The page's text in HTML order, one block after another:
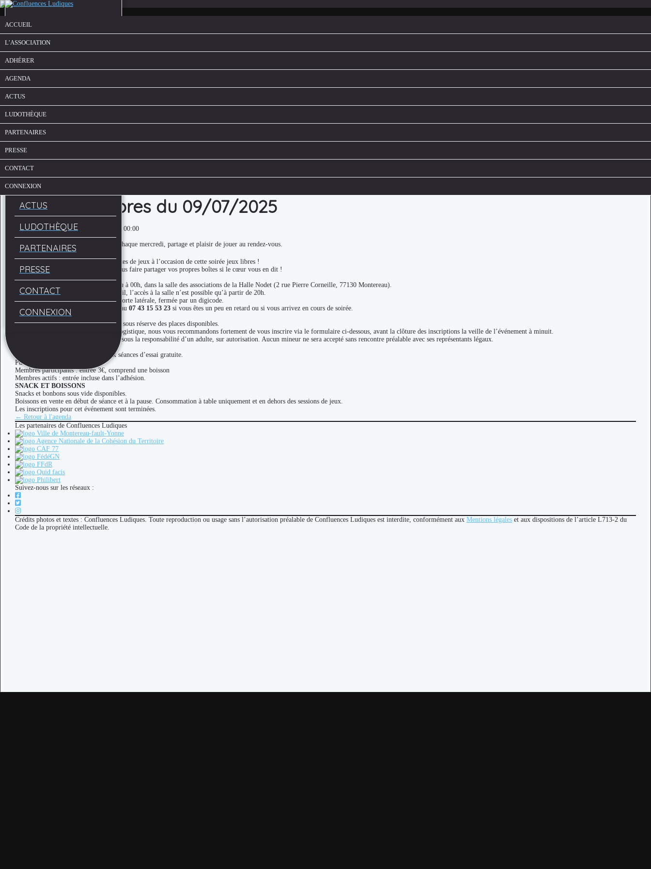
ACCUEIL
L’ASSOCIATION
ADHÉRER
AGENDA
ACTUS
LUDOTHÈQUE
PARTENAIRES
PRESSE
CONTACT
CONNEXION
ACCUEIL
L’ASSOCIATION
ADHÉRER
AGENDA
ACTUS
LUDOTHÈQUE
PARTENAIRES
PRESSE
CONTACT
CONNEXION
Soirée jeux libres du 09/07/2025
Dates : 09/07/2025 20:00 - 10/07/2025 00:00
Lieu : Halle Nodet
Soirées jeux Confluences Ludiques ! Chaque mercredi, partage et plaisir de jouer au rendez-vous.
Venez (re)découvrir nos nouvelles boîtes de jeux à l’occasion de cette soirée jeux libres !
Et, comme toujours, n’hésitez pas à nous faire partager vos propres boîtes si le cœur vous en dit !
20h à 00h, dans la salle des associations de la Halle Nodet (2 rue Pierre Corneille, 77130 Montereau).
Afin de vous garantir le meilleur accueil, l’accès à la salle n’est possible qu’à partir de 20h.
Par ailleurs, l’entrée s’effectue par la porte latérale, fermée par un digicode.
N’hésitez pas à contacter l’association au 07 43 15 53 23 si vous êtes un peu en retard ou si vous arrivez en cours de soirée.
INSCRIPTION
Session limitée à 30 joueurs maximum sous réserve des places disponibles.
Pour des raisons d’organisation et de logistique, nous vous recommandons fortement de vous inscrire via le formulaire ci-dessous, avant la clôture des inscriptions la veille de l’événement à minuit.
Accueil des mineurs à partir de 16 ans sous la responsabilité d’un adulte, sur autorisation. Aucun mineur ne sera accepté sans rencontre préalable avec ses représentants légaux.
Nouveaux joueurs ? Profitez de deux séances d’essai gratuite.
Puis :
Membres participants : entrée 3€, comprend une boisson
Membres actifs : entrée incluse dans l’adhésion.
SNACK ET BOISSONS
Snacks et bonbons sous vide disponibles.
Boissons en vente en début de séance et à la pause. Consommation à table uniquement et en dehors des sessions de jeux.
Les inscriptions pour cet événement sont terminées.
← Retour à l'agenda
Les partenaires de Confluences Ludiques
Suivez-nous sur les réseaux :
Crédits photos et textes : Confluences Ludiques. Toute reproduction ou usage sans l’autorisation préalable de Confluences Ludiques est interdite, conformément aux Mentions légales et aux dispositions de l’article L713-2 du
Code de la propriété intellectuelle.